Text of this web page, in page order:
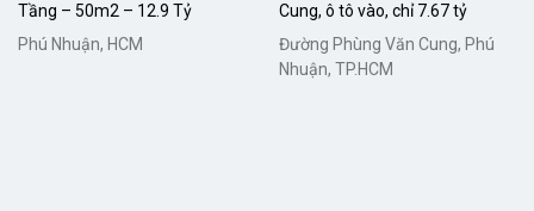
Tầng – 50m2 – 12.9 Tỷ
Phú Nhuận, HCM
Cung, ô tô vào, chỉ 7.67 tỷ
Đường Phùng Văn Cung, Phú
Nhuận, TP.HCM